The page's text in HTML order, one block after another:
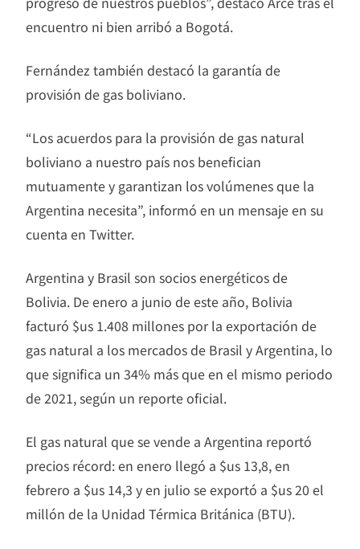
encuentro ni bien arribó a Bogotá.
Fernández también destacó la garantía de
provisión de gas boliviano.
“Los acuerdos para la provisión de gas natural
boliviano a nuestro país nos benefician
mutuamente y garantizan los volúmenes que la
Argentina necesita”, informó en un mensaje en su
cuenta en Twitter.
Argentina y Brasil son socios energéticos de
Bolivia. De enero a junio de este año, Bolivia
facturó $us 1.408 millones por la exportación de
gas natural a los mercados de Brasil y Argentina, lo
que significa un 34% más que en el mismo periodo
de 2021, según un reporte oficial.
El gas natural que se vende a Argentina reportó
precios récord: en enero llegó a $us 13,8, en
febrero a $us 14,3 y en julio se exportó a $us 20 el
millón de la Unidad Térmica Británica (BTU).